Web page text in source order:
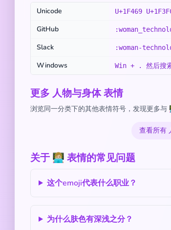
Unicode U+1F469
GitHub
Slack :woman-
Windows Win + . 然后搜
更多 人物与身体 表情
浏览同一分类下的其他表情符号，发现更多与
查看所有
关于 👩🏼‍💻 表情的常见问题
这个emoji代表什么职业？
为什么肤色有深浅之分？